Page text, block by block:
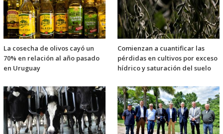
La cosecha de olivos cayó un
70% en relación al año pasado
en Uruguay
Comienzan a cuantificar las
pérdidas en cultivos por exceso
hídrico y saturación del suelo